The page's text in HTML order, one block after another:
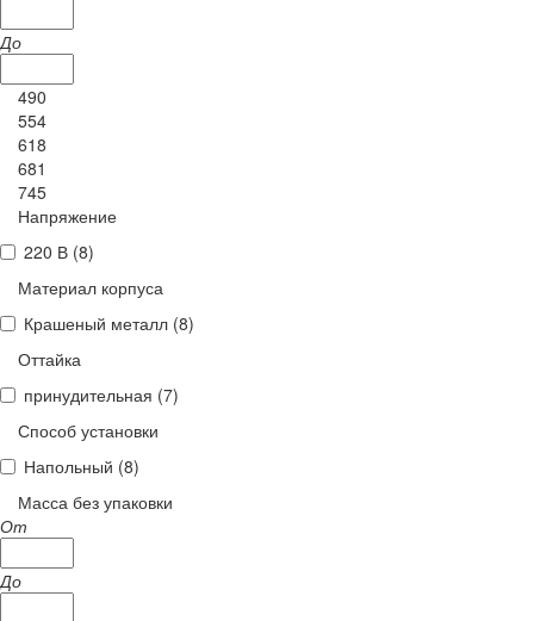
До
490
554
618
681
745
Напряжение
220 В (8)
Материал корпуса
Крашеный металл (8)
Оттайка
принудительная (7)
Способ установки
Напольный (8)
Масса без упаковки
От
До